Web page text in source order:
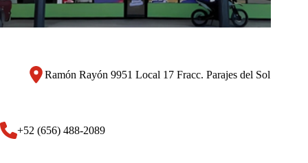
Ramón Rayón 9951 Local 17 Fracc. Parajes del Sol
+52 (656) 488-2089